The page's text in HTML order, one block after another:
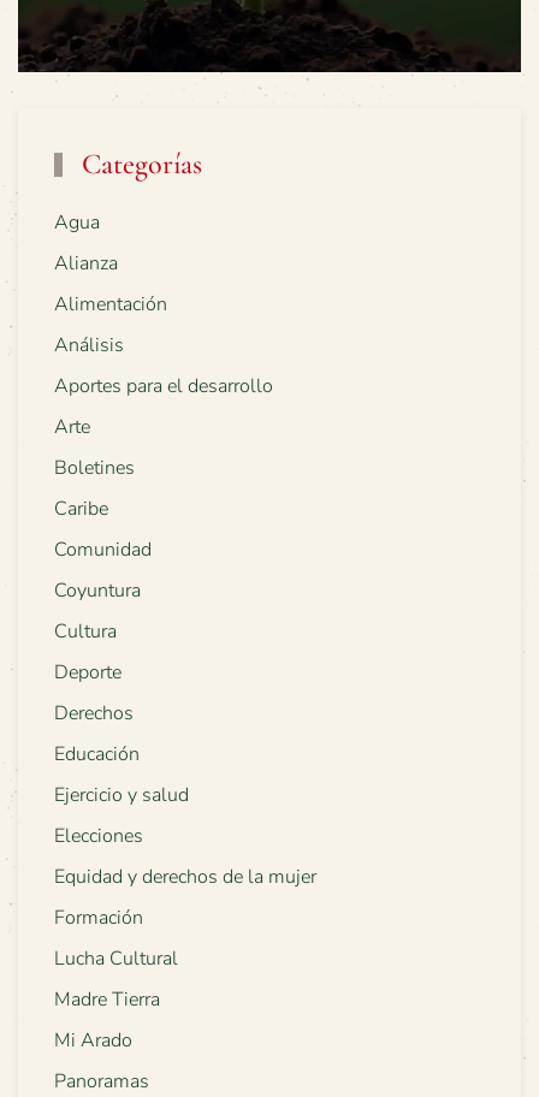
Categorías
Agua
Alianza
Alimentación
Análisis
Aportes para el desarrollo
Arte
Boletines
Caribe
Comunidad
Coyuntura
Cultura
Deporte
Derechos
Educación
Ejercicio y salud
Elecciones
Equidad y derechos de la mujer
Formación
Lucha Cultural
Madre Tierra
Mi Arado
Panoramas